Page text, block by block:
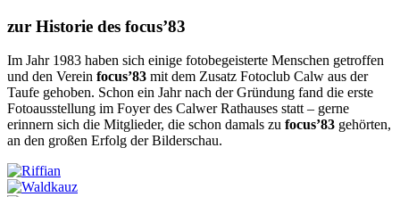
zur Historie des focus’83
Im Jahr 1983 haben sich einige fotobegeisterte Menschen getroffen
und den Verein focus’83 mit dem Zusatz Fotoclub Calw aus der
Taufe gehoben. Schon ein Jahr nach der Gründung fand die erste
Fotoausstellung im Foyer des Calwer Rathauses statt – gerne
erinnern sich die Mitglieder, die schon damals zu focus’83 gehörten,
an den großen Erfolg der Bilderschau.